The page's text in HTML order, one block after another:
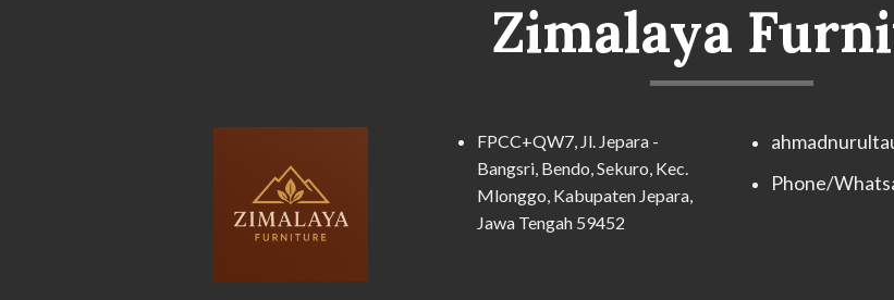
Zimalaya
FPCC+QW7, Jl. Jepara -
Bangsri, Bendo, Sekuro, Kec.
Mlonggo, Kabupaten Jepara,
Jawa Tengah 59452
Phone/